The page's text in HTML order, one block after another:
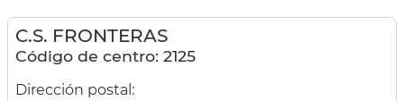
C.S. FRONTERAS
Código de centro: 2125
Dirección postal: